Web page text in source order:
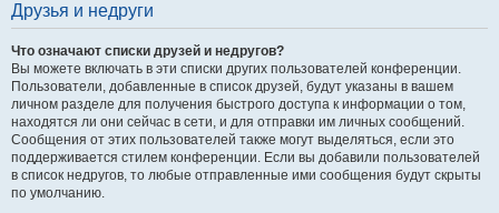
Друзья и недруги
Что означают списки друзей и недругов?
Вы можете включать в эти списки других пользователей конференции.
Пользователи, добавленные в список друзей, будут указаны в вашем
личном разделе для получения быстрого доступа к информации о том,
находятся ли они сейчас в сети, и для отправки им личных сообщений.
Сообщения от этих пользователей также могут выделяться, если это
поддерживается стилем конференции. Если вы добавили пользователей
в список недругов, то любые отправленные ими сообщения будут скрыты
по умолчанию.